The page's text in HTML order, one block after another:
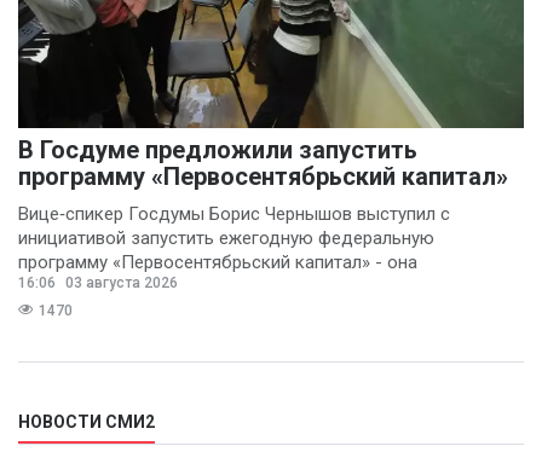
В Госдуме предложили запустить
программу «Первосентябрьский капитал»
Вице‑спикер Госдумы Борис Чернышов выступил с
инициативой запустить ежегодную федеральную
программу «Первосентябрьский капитал» - она
предполагает
16:06
03 августа 2026
1470
НОВОСТИ СМИ2